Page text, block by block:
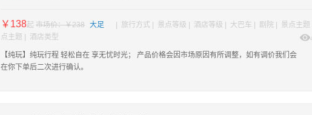
￥138起 市场价：￥238 大足
| 旅行方式 | 景点等级 | 酒店等级 | 大巴车 | 剧院 | 景点主
点主题 | 酒店类型
【纯玩】纯玩行程 轻松自在 享无忧时光； 产品价格会因市场原因有所调整，如有调价我们会
在你下单后二次进行确认。